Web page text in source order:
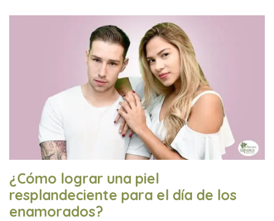
¿Cómo lograr una piel
resplandeciente para el día de los
enamorados?